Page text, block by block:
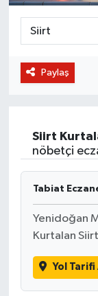
Paylaş
Siirt
nöbetçi
Tabiat
Yenidoğan
Kurtalan Siirt
Yol Tarifi
BİLİM VE